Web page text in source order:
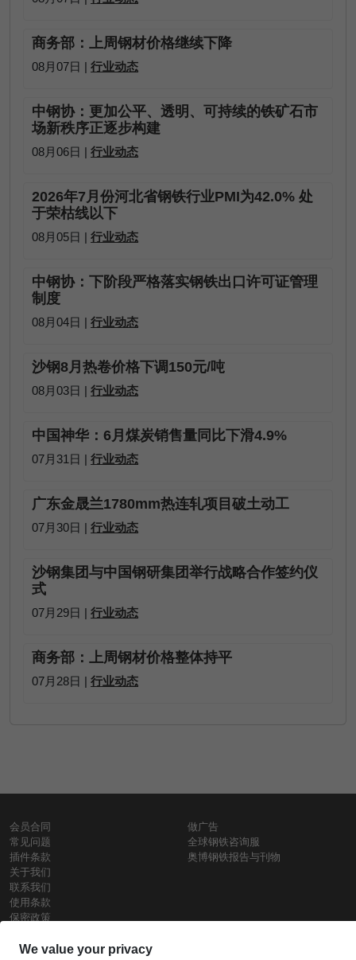
商务部：上周钢材价格继续下降
08月07日 | 行业动态
中钢协：更加公平、透明、可持续的铁矿石市
场新秩序正逐步构建
08月06日 | 行业动态
2026年7月份河北省钢铁行业PMI为42.0% 处
于荣枯线以下
08月05日 | 行业动态
中钢协：下阶段严格落实钢铁出口许可证管理
制度
08月04日 | 行业动态
沙钢8月热卷价格下调150元/吨
08月03日 | 行业动态
中国神华：6月煤炭销售量同比下滑4.9%
07月31日 | 行业动态
广东金晟兰1780mm热连轧项目破土动工
07月30日 | 行业动态
沙钢集团与中国钢研集团举行战略合作签约仪
式
07月29日 | 行业动态
商务部：上周钢材价格整体持平
07月28日 | 行业动态
会员合同
常见问题
插件条款
关于我们
联系我们
使用条款
保密政策
做广告
全球钢铁咨询服
奥博钢铁报告与刊物